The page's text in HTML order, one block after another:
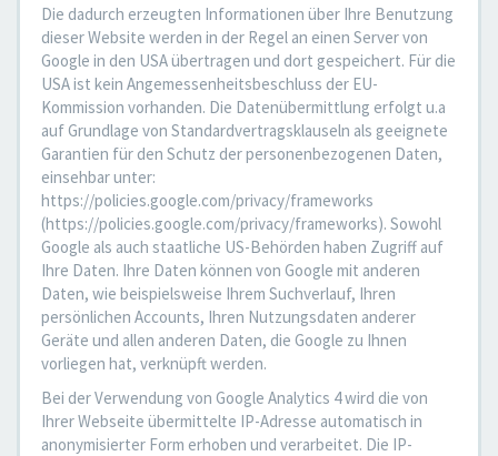
Die dadurch erzeugten Informationen über Ihre Benutzung
dieser Website werden in der Regel an einen Server von
Google in den USA übertragen und dort gespeichert. Für die
USA ist kein Angemessenheitsbeschluss der EU-
Kommission vorhanden. Die Datenübermittlung erfolgt u.a
auf Grundlage von Standardvertragsklauseln als geeignete
Garantien für den Schutz der personenbezogenen Daten,
einsehbar unter:
https://policies.google.com/privacy/frameworks
(https://policies.google.com/privacy/frameworks). Sowohl
Google als auch staatliche US-Behörden haben Zugriff auf
Ihre Daten. Ihre Daten können von Google mit anderen
Daten, wie beispielsweise Ihrem Suchverlauf, Ihren
persönlichen Accounts, Ihren Nutzungsdaten anderer
Geräte und allen anderen Daten, die Google zu Ihnen
vorliegen hat, verknüpft werden.
Bei der Verwendung von Google Analytics 4 wird die von
Ihrer Webseite übermittelte IP-Adresse automatisch in
anonymisierter Form erhoben und verarbeitet. Die IP-